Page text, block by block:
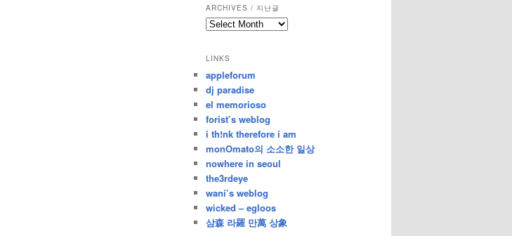
ARCHIVES / 지난글
archives
난
글
LINKS
appleforum
dj paradise
el memorioso
forist’s weblog
i th!nk therefore i am
monOmato의 소소한 일상
nowhere in seoul
the3rdeye
wani’s weblog
wicked – egloos
삼森 라羅 만萬 상象